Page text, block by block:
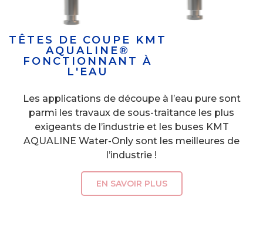
TÊTES DE COUPE KMT
AQUALINE®
FONCTIONNANT À
L'EAU
Les applications de découpe à l’eau pure sont
parmi les travaux de sous-traitance les plus
exigeants de l’industrie et les buses KMT
AQUALINE Water-Only sont les meilleures de
l’industrie !
EN SAVOIR PLUS